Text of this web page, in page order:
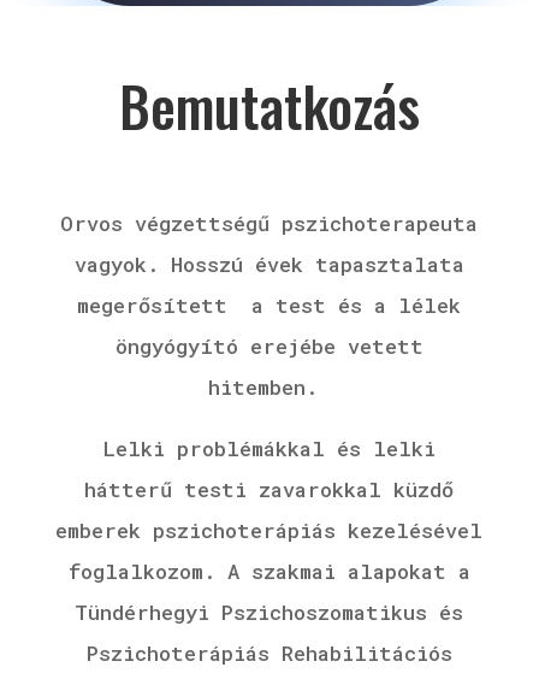
Bemutatkozás
Orvos végzettségű pszichoterapeuta
vagyok. Hosszú évek tapasztalata
megerősített a test és a lélek
öngyógyító erejébe vetett
hitemben.
Lelki problémákkal és lelki
hátterű testi zavarokkal küzdő
emberek pszichoterápiás kezelésével
foglalkozom. A szakmai alapokat a
Tündérhegyi Pszichoszomatikus és
Pszichoterápiás Rehabilitációs